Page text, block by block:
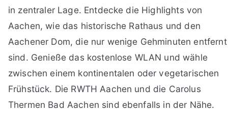
in zentraler Lage. Entdecke die Highlights von
Aachen, wie das historische Rathaus und den
Aachener Dom, die nur wenige Gehminuten entfernt
sind. Genieße das kostenlose WLAN und wähle
zwischen einem kontinentalen oder vegetarischen
Frühstück. Die RWTH Aachen und die Carolus
Thermen Bad Aachen sind ebenfalls in der Nähe.